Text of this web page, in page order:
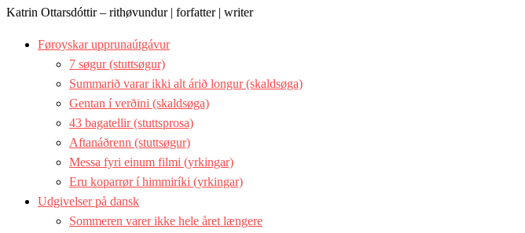
Katrin Ottarsdóttir – rithøvundur | forfatter | writer
Føroyskar upprunaútgávur
7 søgur (stuttsøgur)
Summarið varar ikki alt árið longur (skaldsøga)
Gentan í verðini (skaldsøga)
43 bagatellir (stuttsprosa)
Aftanáðrenn (stuttsøgur)
Messa fyri einum filmi (yrkingar)
Eru koparrør í himmiríki (yrkingar)
Udgivelser på dansk
Sommeren varer ikke hele året længere